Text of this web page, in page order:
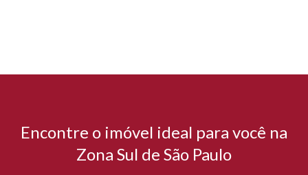
Encontre o imóvel ideal para você na
Zona Sul de São Paulo